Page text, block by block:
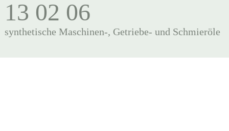
13 02 06
synthetische Maschinen-, Getriebe- und Schmieröle